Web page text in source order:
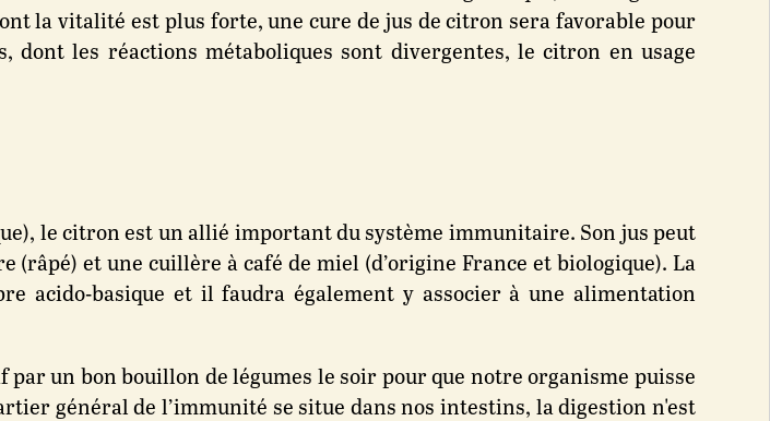
la vitalité est plus forte, une cure de jus de citron sera favorable pour
les réactions métaboliques sont divergentes, le citron en usage
le citron est un allié important du système immunitaire. Son jus peut
et une cuillère à café de miel (d’origine France et biologique). La
acido-basique et il faudra également y associer à une alimentation
un bon bouillon de légumes le soir pour que notre organisme puisse
général de l’immunité se situe dans nos intestins, la digestion n'est